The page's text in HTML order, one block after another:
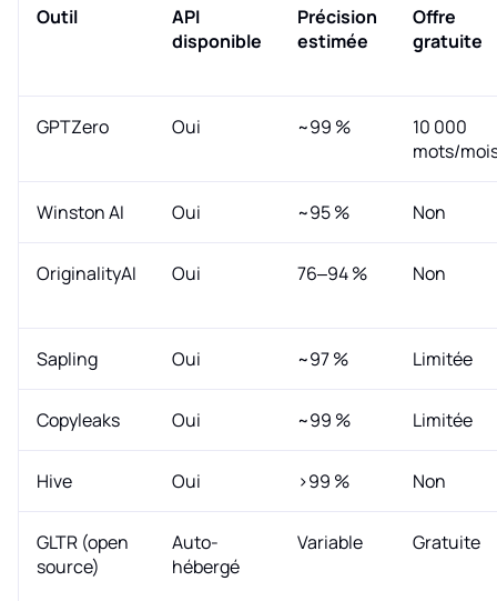
Outil
API
disponible
Précision
estimée
Offre
gratuite
GPTZero Oui ~99 %
10 000
mots/
Winston AI Oui ~95 % Non
OriginalityAI Oui 76–94 % Non
Sapling Oui ~97 % Limitée
Copyleaks Oui ~99 % Limitée
Hive Oui >99 % Non
GLTR (open
source)
Auto-
hébergé
Variable Gratuite